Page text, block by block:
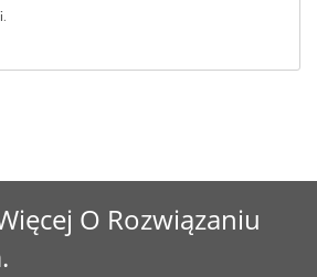
O Rozwiązaniu